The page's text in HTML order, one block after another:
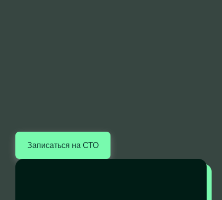
Записаться на СТО